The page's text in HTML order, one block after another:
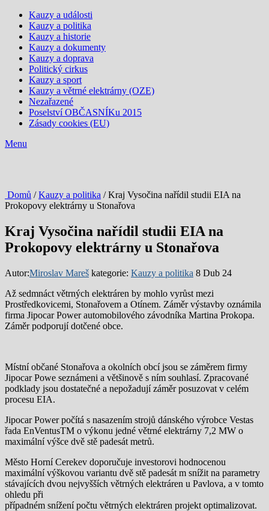
Kauzy a události
Kauzy a politika
Kauzy a historie
Kauzy a dokumenty
Kauzy a doprava
Politický cirkus
Kauzy a sport
Kauzy a větrné elektrárny (OZE)
Nezařazené
Poselství OBČASNÍKu 2015
Zásady cookies (EU)
Menu
Domů /Kauzy a politika / Kraj Vysočina nařídil studii EIA na
Prokopovy elektrárny u Stonařova
Kraj Vysočina nařídil studii EIA na
Prokopovy elektrárny u Stonařova
Autor:Miroslav Mareš kategorie: Kauzy a politika 8 Dub 24
Až sedmnáct větrných elektráren by mohlo vyrůst mezi
Prostředkovicemi, Stonařovem a Otínem. Záměr výstavby oznámila
firma Jipocar Power automobilového závodníka Martina Prokopa.
Záměr podporují dotčené obce.
Místní občané Stonařova a okolních obcí jsou se záměrem firmy
Jipocar Powe seznámeni a většinově s ním souhlasí. Zpracované
podklady jsou dostatečné a nepožadují záměr posuzovat v celém
procesu EIA.
Jipocar Power počítá s nasazením strojů dánského výrobce Vestas
řada EnVentusTM o výkonu jedné větrné elektrárny 7,2 MW o
maximální výšce dvě stě padesát metrů.
Město Horní Cerekev doporučuje investorovi hodnocenou
maximální výškovou variantu dvě stě padesát m snížit na parametry
stávajících dvou nejvyšších větrných elektráren u Pavlova, a v tomto
ohledu při
případném snížení počtu větrných elektráren projekt optimalizovat.